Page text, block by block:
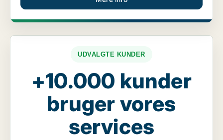
UDVALGTE KUNDER
+10.000 kunder
bruger vores
services